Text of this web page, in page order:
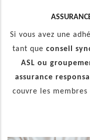
Si vous avez une
tant que conseil
ASL ou
assurance
couvre les membres